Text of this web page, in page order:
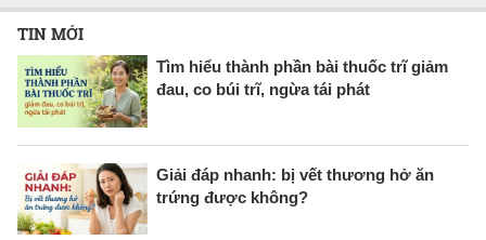
TIN MỚI
Tìm hiểu thành phần bài thuốc trĩ giảm
đau, co búi trĩ, ngừa tái phát
Giải đáp nhanh: bị vết thương hở ăn
trứng được không?